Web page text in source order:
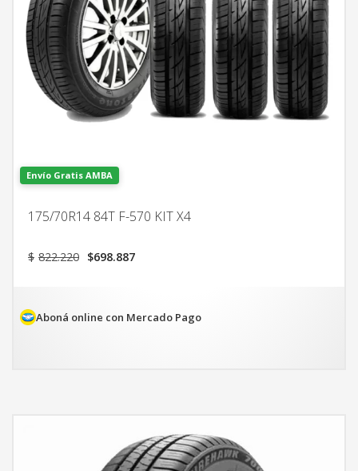
Envío Gratis AMBA
175/70R14 84T F-570 KIT X4
$ 822.220 El
$822.220.
$698.887El
$698.887.
Aboná online con Mercado Pago